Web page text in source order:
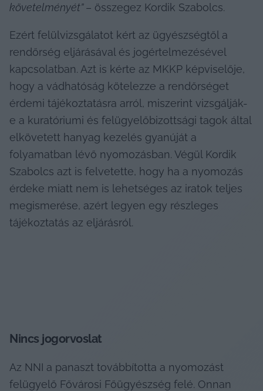
követelményét” – összegez Kordik Szabolcs.
Ezért felülvizsgálatot kért az ügyészségtől a
rendőrség eljárásával és jogértelmezésével
kapcsolatban. Azt is kérte az MKKP képviselője,
hogy a vádhatóság kötelezze a rendőrséget
érdemi tájékoztatásra arról, miszerint vizsgálják-
e a kuratóriumi és felügyelőbizottsági tagok által
elkövetett hanyag kezelés gyanúját a
folyamatban lévő nyomozásban. Végül Kordik
Szabolcs azt is felvetette, hogy ha a nyomozás
érdeke miatt nem is lehetséges az iratok teljes
megismerése, azért legyen egy részleges
tájékoztatás az eljárásról.
Nincs jogorvoslat
Az NNI a panaszt továbbította a nyomozást
felügyelő Fővárosi Főügyészség felé. Onnan